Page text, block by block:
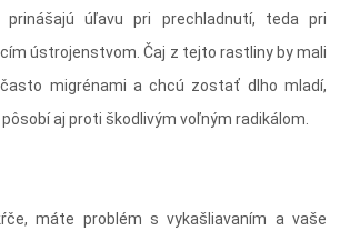
prinášajú úľavu pri prechladnutí, teda pri
ústrojenstvom. Čaj z tejto rastliny by mali
migrénami a chcú zostať dlho mladí,
aj proti škodlivým voľným radikálom.
máte problém s vykašliavaním a vaše